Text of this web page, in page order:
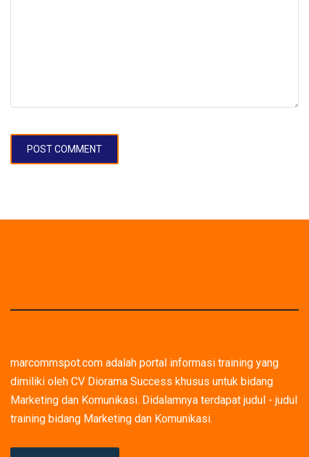
marcommspot.com adalah portal informasi training yang
dimiliki oleh CV Diorama Success khusus untuk bidang
Marketing dan Komunikasi. Didalamnya terdapat judul - judul
training bidang Marketing dan Komunikasi.